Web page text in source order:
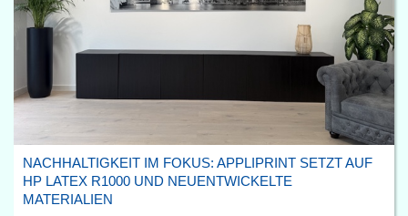
NACHHALTIGKEIT IM FOKUS: APPLIPRINT SETZT AUF
HP LATEX R1000 UND NEUENTWICKELTE
MATERIALIEN